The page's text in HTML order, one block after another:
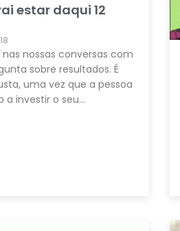
estar daqui 12
nossas conversas com
sobre resultados. É
uma vez que a pessoa
a investir o seu…